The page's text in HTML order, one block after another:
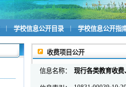
学校信息公开目录 学校信息公开指
收费项目公开
信息名称： 现行各类教育收